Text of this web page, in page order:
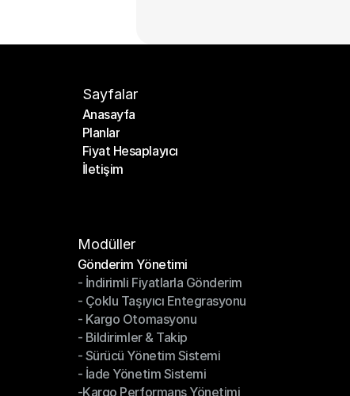
Sayfalar
Anasayfa
Anasayfa
Planlar
Planlar
Fiyat Hesaplayıcı
Fiyat Hesaplayıcı
İletişim
Modüller
Gönderim Yönetimi
Gönderim Yönetimi
- İndirimli Fiyatlarla Gönderim
- İndirimli Fiyatlarla Gönderim
- Çoklu Taşıyıcı Entegrasyonu
- Çoklu Taşıyıcı Entegrasyonu
- Kargo Otomasyonu
- Kargo Otomasyonu
- Bildirimler & Takip
- Bildirimler & Takip
- Sürücü Yönetim Sistemi
- Sürücü Yönetim Sistemi
- İade Yönetim Sistemi
- İade Yönetim Sistemi
-Kargo Performans Yönetimi